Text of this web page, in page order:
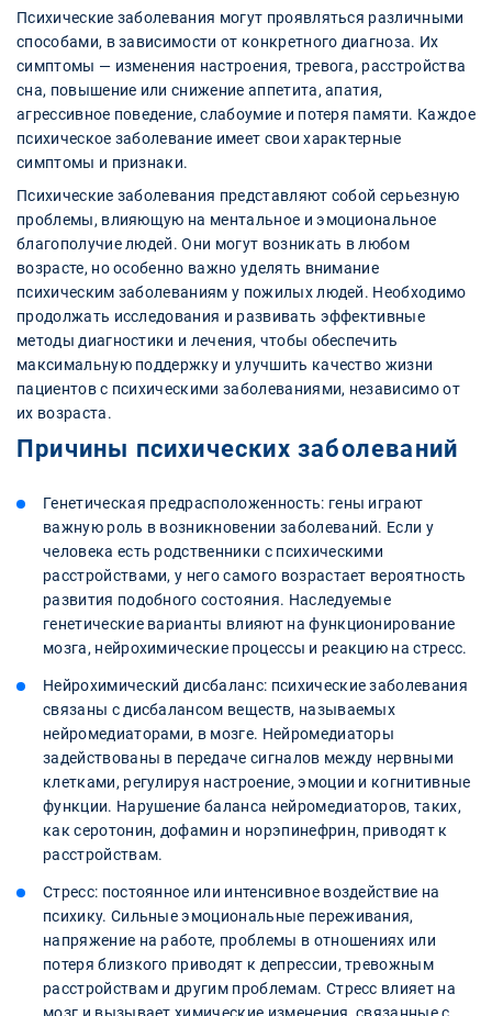
Психические заболевания могут проявляться различными
способами, в зависимости от конкретного диагноза. Их
симптомы — изменения настроения, тревога, расстройства
сна, повышение или снижение аппетита, апатия,
агрессивное поведение, слабоумие и потеря памяти. Каждое
психическое заболевание имеет свои характерные
симптомы и признаки.
Психические заболевания представляют собой серьезную
проблемы, влияющую на ментальное и эмоциональное
благополучие людей. Они могут возникать в любом
возрасте, но особенно важно уделять внимание
психическим заболеваниям у пожилых людей. Необходимо
продолжать исследования и развивать эффективные
методы диагностики и лечения, чтобы обеспечить
максимальную поддержку и улучшить качество жизни
пациентов с психическими заболеваниями, независимо от
их возраста.
Причины психических заболеваний
Генетическая предрасположенность: гены играют
важную роль в возникновении заболеваний. Если у
человека есть родственники с психическими
расстройствами, у него самого возрастает вероятность
развития подобного состояния. Наследуемые
генетические варианты влияют на функционирование
мозга, нейрохимические процессы и реакцию на стресс.
Нейрохимический дисбаланс: психические заболевания
связаны с дисбалансом веществ, называемых
нейромедиаторами, в мозге. Нейромедиаторы
задействованы в передаче сигналов между нервными
клетками, регулируя настроение, эмоции и когнитивные
функции. Нарушение баланса нейромедиаторов, таких,
как серотонин, дофамин и норэпинефрин, приводят к
расстройствам.
Стресс: постоянное или интенсивное воздействие на
психику. Сильные эмоциональные переживания,
напряжение на работе, проблемы в отношениях или
потеря близкого приводят к депрессии, тревожным
расстройствам и другим проблемам. Стресс влияет на